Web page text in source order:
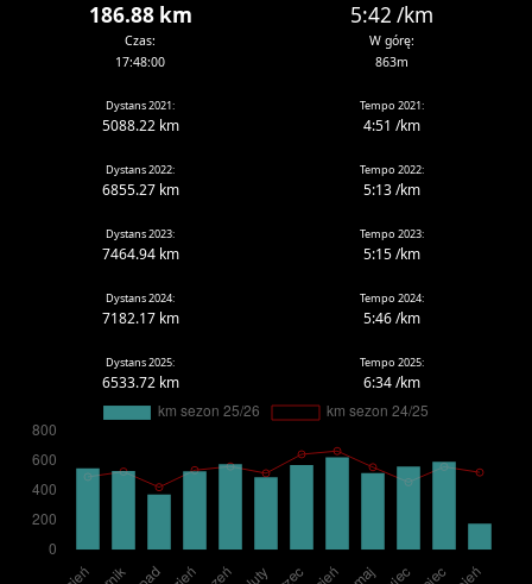
186.88 km 5:42 /km
Czas:
17:48:00
W górę:
863m
Dystans 2021:
5088.22 km
Tempo 2021:
4:51 /km
Dystans 2022:
6855.27 km
Tempo 2022:
5:13 /km
Dystans 2023:
7464.94 km
Tempo 2023:
5:15 /km
Dystans 2024:
7182.17 km
Tempo 2024:
5:46 /km
Dystans 2025:
6533.72 km
Tempo 2025:
6:34 /km